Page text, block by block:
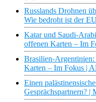
Russlands Drohnen
Wie bedroht ist der
Katar und Saudi-
offenen Karten – Im
Brasilien-
Karten – Im Fokus |
Einen
Gesprächspartnern?